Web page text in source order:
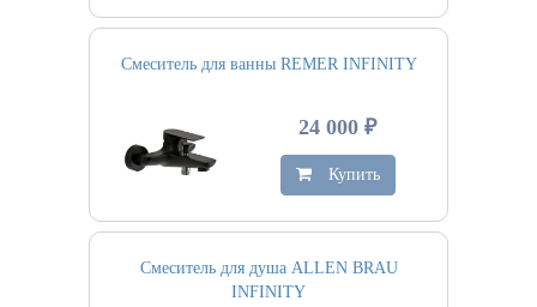
Смеситель для ванны REMER INFINITY
24 000 ₽
Купить
Смеситель для душа ALLEN BRAU
INFINITY